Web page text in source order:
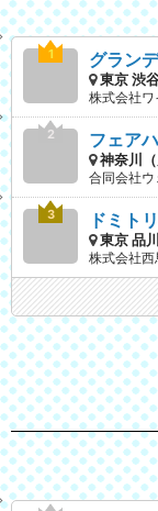
グラン
東京 渋
株式会社ワ
フェア
神奈川（
合同会社ウ
ドミト
東京 品
株式会社